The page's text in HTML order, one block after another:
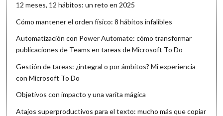
12 meses, 12 hábitos: un reto en 2025
Cómo mantener el orden físico: 8 hábitos infalibles
Automatización con Power Automate: cómo transformar
publicaciones de Teams en tareas de Microsoft To Do
Gestión de tareas: ¿integral o por ámbitos? Mi experiencia
con Microsoft To Do
Objetivos con impacto y una varita mágica
Atajos superproductivos para el texto: mucho más que copiar